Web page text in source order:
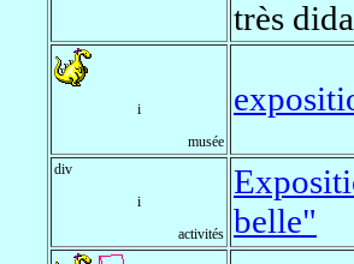
très
i
musée
div
i
activités belle"